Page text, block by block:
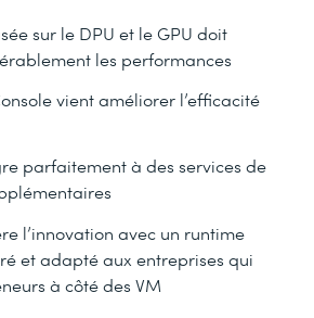
sur le DPU et le GPU doit
les performances
vient améliorer l’efficacité
parfaitement à des services de
l’innovation avec un runtime
et adapté aux entreprises qui
à côté des VM